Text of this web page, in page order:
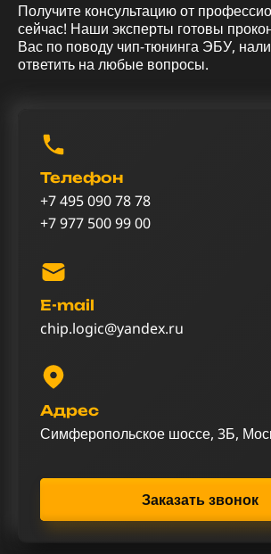
Получите консультацию от
сейчас! Наши эксперты готовы
Вас по поводу чип-тюнинга ЭБУ,
ответить на любые вопросы.
Телефон
+7 495 090 78 78
+7 977 500 99 00
E-mail
chip.logic@yandex.ru
Адрес
Симферопольское шоссе, 3Б,
Заказать звонок